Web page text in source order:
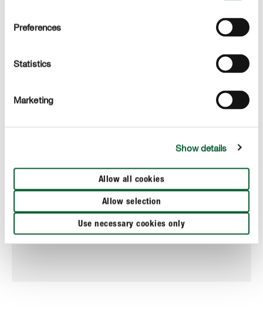
Preferences
Statistics
Marketing
Show details
Allow all cookies
Allow selection
Use necessary cookies only
Fertilizare & Îngrijirea plantelor
COMPO Luciu frunze pentru orhidee